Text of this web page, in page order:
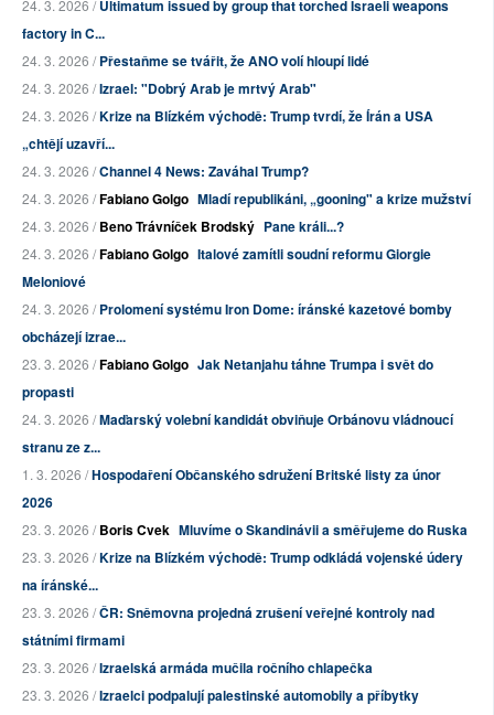
24. 3. 2026 /Ultimatum issued by group that torched Israeli weapons
factory in C...
24. 3. 2026 /Přestaňme se tvářit, že ANO volí hloupí lidé
24. 3. 2026 /Izrael: "Dobrý Arab je mrtvý Arab"
24. 3. 2026 /Krize na Blízkém východě: Trump tvrdí, že Írán a USA
„chtějí uzavří...
24. 3. 2026 /Channel 4 News: Zaváhal Trump?
24. 3. 2026 /Fabiano Golgo Mladí republikáni, „gooning" a krize mužství
24. 3. 2026 /Beno Trávníček Brodský Pane králi...?
24. 3. 2026 /Fabiano Golgo Italové zamítli soudní reformu Giorgie
Meloniové
24. 3. 2026 /Prolomení systému Iron Dome: íránské kazetové bomby
obcházejí izrae...
23. 3. 2026 /Fabiano Golgo Jak Netanjahu táhne Trumpa i svět do
propasti
24. 3. 2026 /Maďarský volební kandidát obviňuje Orbánovu vládnoucí
stranu ze z...
1. 3. 2026 /Hospodaření Občanského sdružení Britské listy za únor
2026
23. 3. 2026 /Boris Cvek Mluvíme o Skandinávii a směřujeme do Ruska
23. 3. 2026 /Krize na Blízkém východě: Trump odkládá vojenské údery
na íránské...
23. 3. 2026 /ČR: Sněmovna projedná zrušení veřejné kontroly nad
státními firmami
23. 3. 2026 /Izraelská armáda mučila ročního chlapečka
23. 3. 2026 /Izraelci podpalují palestinské automobily a příbytky